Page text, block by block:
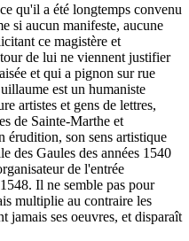
qu'il a été longtemps convenu
si aucun manifeste, aucune
ce magistère et
de lui ne viennent justifier
et qui a pignon sur rue
est un humaniste
artistes et gens de lettres,
de Sainte-Marthe et
érudition, son sens artistique
des Gaules des années 1540
de l'entrée
Il ne semble pas pour
multiplie au contraire les
jamais ses oeuvres, et disparaît